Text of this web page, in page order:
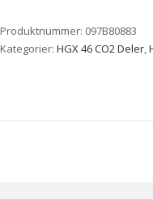
Produktnummer: 097B80883
Kategorier:HGX 46 CO2 Deler,